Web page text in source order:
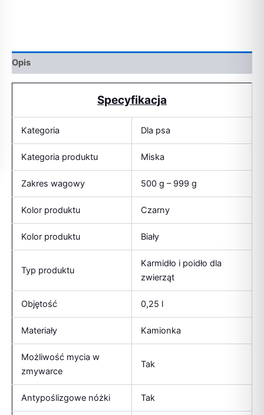
Opis
Specyfikacja
Kategoria Dla psa
Kategoria produktu Miska
Zakres wagowy 500 g – 999 g
Kolor produktu Czarny
Kolor produktu Biały
Typ produktu
Karmidło i poidło dla
zwierząt
Objętość 0,25 l
Materiały Kamionka
Możliwość mycia w
zmywarce
Tak
Antypoślizgowe nóżki Tak